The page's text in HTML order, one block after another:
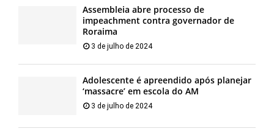
Assembleia abre processo de
impeachment contra governador de
Roraima
3 de julho de 2024
Adolescente é apreendido após planejar
‘massacre’ em escola do AM
3 de julho de 2024